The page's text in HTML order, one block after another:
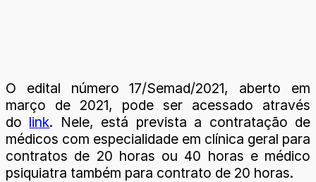
O edital número 17/Semad/2021, aberto em
março de 2021, pode ser acessado através
do link. Nele, está prevista a contratação de
médicos com especialidade em clínica geral para
contratos de 20 horas ou 40 horas e médico
psiquiatra também para contrato de 20 horas.